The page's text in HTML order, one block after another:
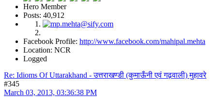
Hero Member
Posts: 40,912
Facebook Profile: http://www.facebook.com/mahipal.mehta
Location: NCR
Logged
Re: Idioms Of Uttarakhand - उत्तराखण्डी (कुमाऊँनी एवं गढ़वाली) मुहावरे
#345
March 03, 2013, 03:36:38 PM